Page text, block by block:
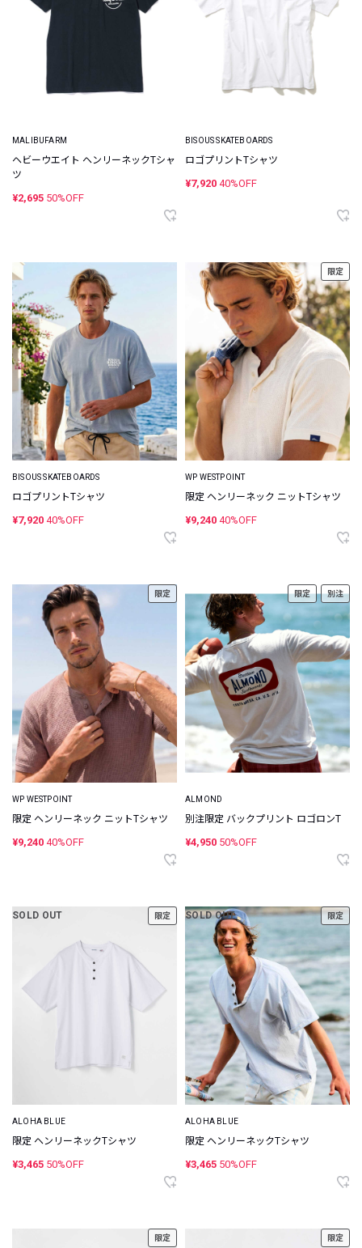
MALIBUFARM
ヘビーウエイト ヘンリーネックTシャ
ツ
¥2,695 50%OFF
BISOUS SKATEBOARDS
ロゴプリントTシャツ
¥7,920 40%OFF
BISOUS SKATEBOARDS
ロゴプリントTシャツ
¥7,920 40%OFF
限定
WP WESTPOINT
限定 ヘンリーネック ニットTシャツ
¥9,240 40%OFF
限定
WP WESTPOINT
限定 ヘンリーネック ニットTシャツ
¥9,240 40%OFF
限定 別注
ALMOND
別注限定 バックプリント ロゴロンT
¥4,950 50%OFF
SOLD OUT 限定
ALOHA BLUE
限定 ヘンリーネックTシャツ
¥3,465 50%OFF
SOLD OUT 限定
ALOHA BLUE
限定 ヘンリーネックTシャツ
¥3,465 50%OFF
限定 限定